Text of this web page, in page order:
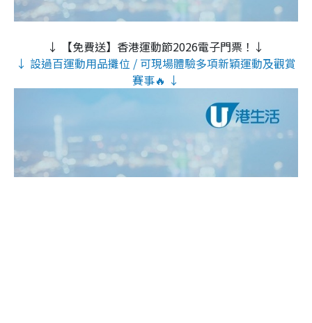
↓ 【免費送】香港運動節2026電子門票！↓
↓ 設過百運動用品攤位 / 可現場體驗多項新穎運動及觀賞
賽事🔥 ↓